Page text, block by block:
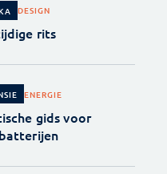
DESIGN
rits
ENERGIE
gids voor